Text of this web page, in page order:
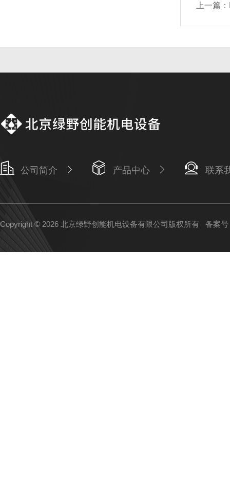
上一篇：
公司简介 产品中心 联系
Copyright © 2026 北京绿野创能机电设备有限公司版权所有 备案